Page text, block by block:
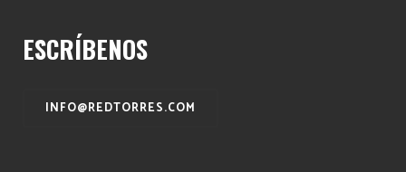
ESCRÍBENOS
INFO@REDTORRES.COM